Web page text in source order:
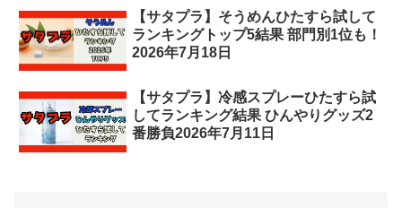
【サタプラ】そうめんひたすら試して
ランキングトップ5結果 部門別1位も！
2026年7月18日
【サタプラ】冷感スプレーひたすら試
してランキング結果 ひんやりグッズ2
番勝負2026年7月11日